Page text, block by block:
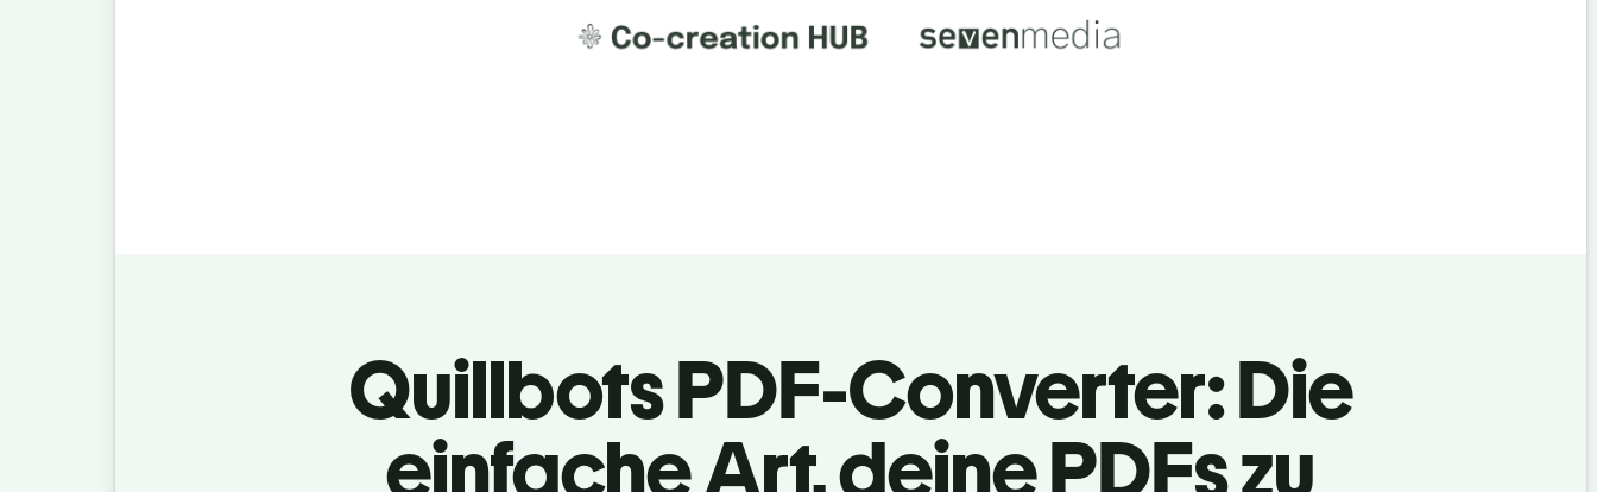
Quillbots PDF-Converter: Die
einfache Art, deine PDFs zu